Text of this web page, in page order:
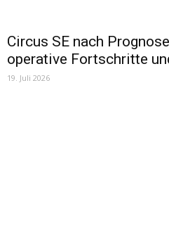
Circus SE nach
operative Fortschritte
19. Juli 2026